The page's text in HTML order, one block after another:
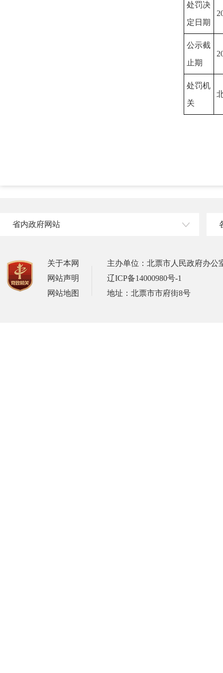
处罚决
定日期
公示截
止期
处罚机
关
省内政府网站
关于本网
网站声明
网站地图
主办单位：北票市人民政府办公
辽ICP备14000980号-1
地址：北票市市府街8号